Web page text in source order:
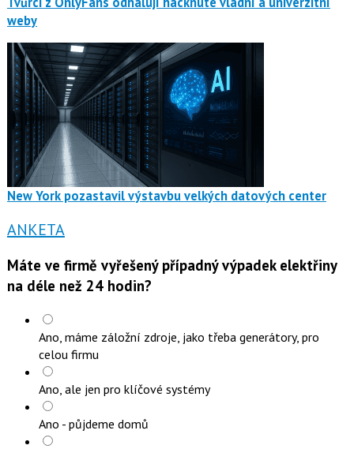
weby
New York pozastavil výstavbu velkých datových center
ANKETA
Máte ve firmě vyřešený případný výpadek elektřiny
na déle než 24 hodin?
Ano, máme záložní zdroje, jako třeba generátory, pro
celou firmu
Ano, ale jen pro klíčové systémy
Ano - půjdeme domů